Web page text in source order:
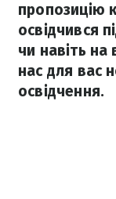
пропозицію
освідчився
чи навіть
нас для вас
освідчення.